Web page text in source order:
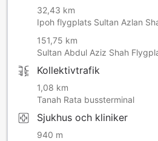
32,43 km
Ipoh flygplats Sultan Azlan
151,75 km
Sultan Abdul Aziz Shah
Kollektivtrafik
1,08 km
Tanah Rata bussterminal
Sjukhus och kliniker
940 m